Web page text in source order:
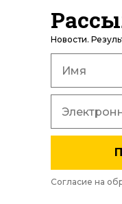
Новости.
Согласие на